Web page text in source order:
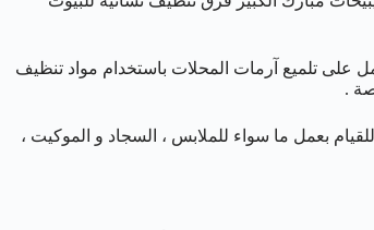
على تلميع آرمات المحلات باستخدام مواد تنظيف
.
بعمل ما سواء للملابس ، السجاد و الموكيت ،